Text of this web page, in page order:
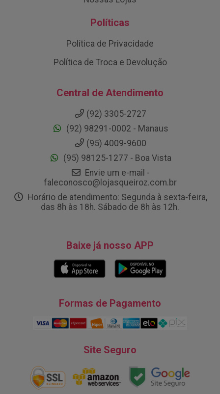
Políticas
Política de Privacidade
Política de Troca e Devolução
Central de Atendimento
(92) 3305-2727
(92) 98291-0002 - Manaus
(95) 4009-9600
(95) 98125-1277 - Boa Vista
Envie um e-mail -
faleconosco@lojasqueiroz.com.br
Horário de atendimento: Segunda à sexta-feira,
das 8h às 18h. Sábado de 8h às 12h.
Baixe já nosso APP
Formas de Pagamento
Site Seguro